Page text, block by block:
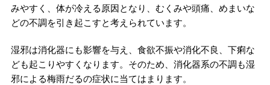
みやすく、体が冷える原因となり、むくみや頭痛、めまいな
どの不調を引き起こすと考えられています。
湿邪は消化器にも影響を与え、食欲不振や消化不良、下痢な
ども起こりやすくなります。そのため、消化器系の不調も湿
邪による梅雨だるの症状に当てはまります。